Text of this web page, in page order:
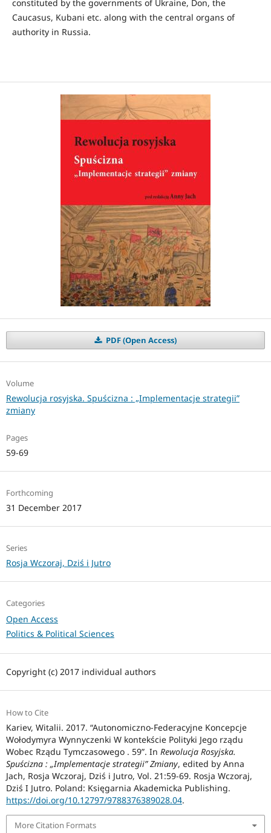
constituted by the governments of Ukraine, Don, the
Caucasus, Kubani etc. along with the central organs of
authority in Russia.
PDF (Open Access)
Volume
Rewolucja rosyjska. Spuścizna : „Implementacje strategii”
zmiany
Pages
59-69
Forthcoming
31 December 2017
Series
Rosja Wczoraj, Dziś i Jutro
Categories
Open Access
Politics & Political Sciences
Copyright (c) 2017 individual authors
How to Cite
Kariev, Witalii. 2017. “Autonomiczno-Federacyjne Koncepcje
Wołodymyra Wynnyczenki W kontekście Polityki Jego rządu
Wobec Rządu Tymczasowego . 59”. In Rewolucja Rosyjska.
Spuścizna : „Implementacje strategii” Zmiany, edited by Anna
Jach, Rosja Wczoraj, Dziś i Jutro, Vol. 21:59-69. Rosja Wczoraj,
Dziś I Jutro. Poland: Księgarnia Akademicka Publishing.
https://doi.org/10.12797/9788376389028.04.
More Citation Formats